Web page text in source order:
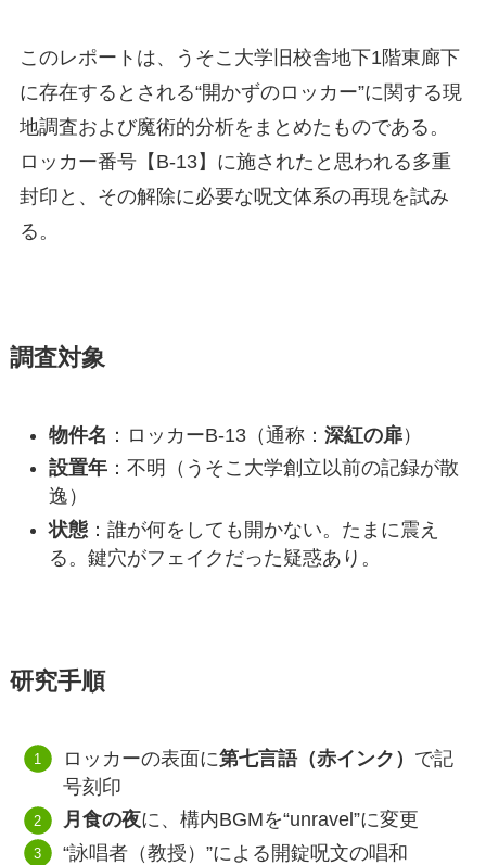
このレポートは、うそこ大学旧校舎地下1階東廊下
に存在するとされる“開かずのロッカー”に関する現
地調査および魔術的分析をまとめたものである。
ロッカー番号【B-13】に施されたと思われる多重
封印と、その解除に必要な呪文体系の再現を試み
る。
調査対象
物件名 ：ロッカーB-13（通称： 深紅の扉）
設置年：不明（うそこ大学創立以前の記録が散
逸）
状態：誰が何をしても開かない。たまに震え
る。鍵穴がフェイクだった疑惑あり。
研究手順
ロッカーの表面に第七言語（赤インク） で記
号刻印
月食の夜に、構内BGMを“unravel”に変更
“詠唱者（教授）”による開錠呪文の唱和